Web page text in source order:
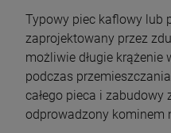
Typowy piec kaflowy lub
zaprojektowany przez
możliwie długie krążenie
podczas
całego pieca i zabudowy
odprowadzony kominem